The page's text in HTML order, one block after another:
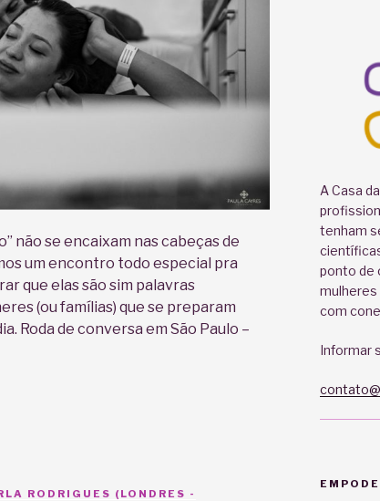
não se encaixam nas cabeças de
um encontro todo especial pra
que elas são sim palavras
(ou famílias) que se preparam
Roda de conversa em São Paulo –
RODRIGUES (LONDRES -
A Casa
tenham
ponto de
mulheres
com
Informar